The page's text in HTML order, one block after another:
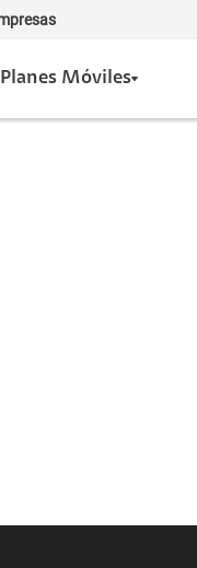
Planes Móviles